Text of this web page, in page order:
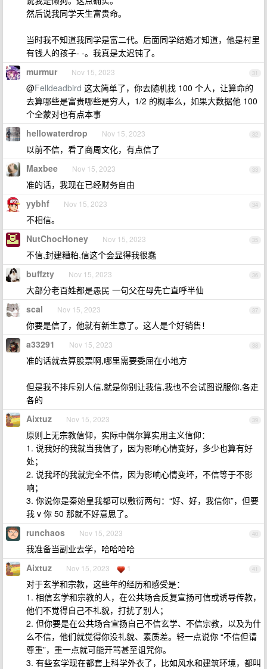
然后说我同学天生富贵命。
当时我不知道我同学是富二代。后面同学结婚才知道，他是村里
有钱人的孩子- -。我真是太迟钝了。
31
murmur Nov 15, 2023
@Felldeadbird 这太简单了，你去随机找 100 个人，让算命的
去算哪些是富贵哪些是穷人，1/2 的概率么，如果大数据他 100
个全蒙对也有点本事
32
hellowaterdrop Nov 15, 2023
以前不信，看了商周文化，有点信了
33
Maxbee Nov 15, 2023
准的话，我现在已经财务自由
34
yybhf Nov 15, 2023
不相信。
35
NutChocHoney Nov 15, 2023
不信,封建糟粕,信这个会显得我很蠢
36
buffzty Nov 15, 2023
大部分老百姓都是愚民 一句父在母先亡直呼半仙
37
scal Nov 15, 2023
你要是信了，他就有新生意了。这人是个好销售！
38
a33291 Nov 15, 2023
准的话就去算股票啊,哪里需要委屈在小地方
但是我不排斥别人信,就是你别让我信,我也不会试图说服你,各走
各的
39
Aixtuz Nov 15, 2023
原则上无宗教信仰，实际中偶尔算实用主义信仰：
1. 说我好的我就当我信了，因为影响心情变好，多少也算有好
处；
2. 说我坏的我就完全不信，因为影响心情变坏，不信等于不影
响；
3. 你说你是秦始皇我都可以敷衍两句：“好、好，我信你”，但要
我 v 你 50 那就不好意思了。
40
runchaos Nov 15, 2023
我准备当副业去学，哈哈哈哈
41
Aixtuz Nov 15, 2023 1
对于玄学和宗教，这些年的经历和感受是：
1. 相信玄学和宗教的人，在公共场合反复宣扬可信或诱导传教，
他们不觉得自己不礼貌，打扰了别人；
2. 但你要是在公共场合宣扬自己不信玄学、不信宗教，以及为什
么不信，他们就觉得你没礼貌、素质差。轻一点说你 “不信但请
尊重”，重一点就可能开骂甚至诅咒你。
3. 有些玄学现在都套上科学外衣了，比如风水和建筑环境，都叫